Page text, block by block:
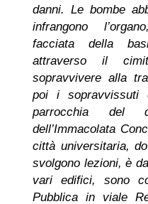
danni. Le bombe
infrangono
facciata della
attraverso il
sopravvivere alla
poi i
parrocchia del
dell’Immacolata
città universitaria,
svolgono lezioni, è
vari edifici, sono
Pubblica in viale